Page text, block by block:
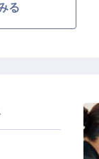
りません
です。
務時間は
る